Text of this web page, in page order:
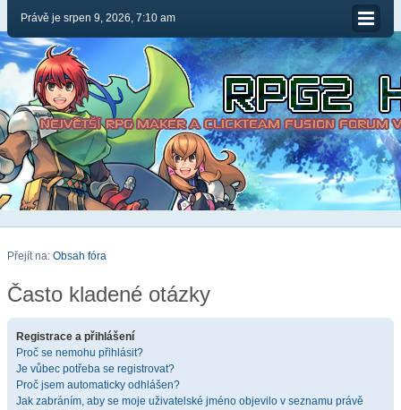
Právě je srpen 9, 2026, 7:10 am
Přejít na: Obsah fóra
Často kladené otázky
Registrace a přihlášení
Proč se nemohu přihlásit?
Je vůbec potřeba se registrovat?
Proč jsem automaticky odhlášen?
Jak zabráním, aby se moje uživatelské jméno objevilo v seznamu právě